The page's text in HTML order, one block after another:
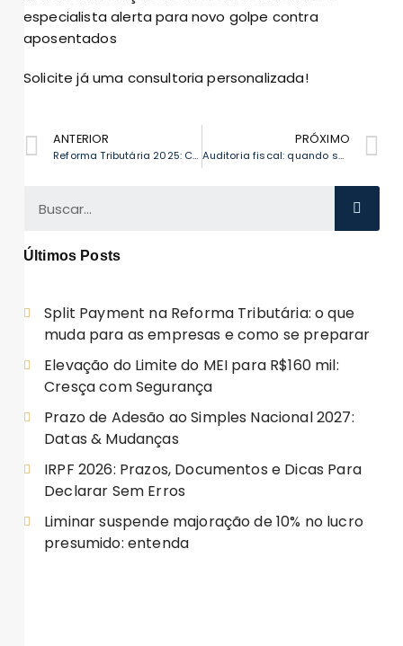
especialista alerta para novo golpe contra
aposentados
Solicite já uma consultoria personalizada!
ANTERIOR
Reforma Tributária 2025: Como Igrejas Podem se Preparar e Prosperar
PRÓXIMO
Auditoria fiscal: quando sua empresa precisa — e como se preparar
Últimos Posts
Split Payment na Reforma Tributária: o que
muda para as empresas e como se preparar
Elevação do Limite do MEI para R$160 mil:
Cresça com Segurança
Prazo de Adesão ao Simples Nacional 2027:
Datas & Mudanças
IRPF 2026: Prazos, Documentos e Dicas Para
Declarar Sem Erros
Liminar suspende majoração de 10% no lucro
presumido: entenda